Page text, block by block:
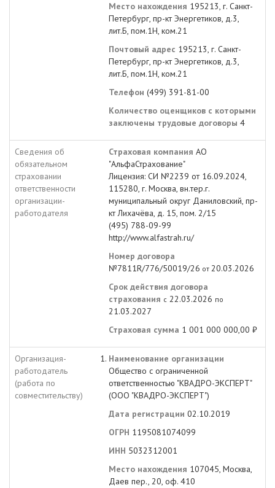
Место нахождения 195213, г. Санкт-
Петербург, пр-кт Энергетиков, д.3,
лит.Б, пом.1Н, ком.21
Почтовый адрес 195213, г. Санкт-
Петербург, пр-кт Энергетиков, д.3,
лит.Б, пом.1Н, ком.21
Телефон (499) 391-81-00
Количество оценщиков с которыми
заключены трудовые договоры 4
Сведения об
обязательном
страховании
ответственности
организации-
работодателя
Страховая компания АО
"АльфаСтрахование"
Лицензия: СИ №2239 от 16.09.2024,
115280, г. Москва, вн.тер.г.
муниципальный округ Даниловский, пр-
кт Лихачёва, д. 15, пом. 2/15
(495) 788-09-99
http://www.alfastrah.ru/
Номер договора
№7811R/776/50019/26 от 20.03.2026
Срок действия договора
страхования с 22.03.2026 по
21.03.2027
Страховая сумма 1 001 000 000,00 ₽
Организация-
работодатель
(работа по
совместительству)
Наименование организации
Общество с ограниченной
ответственностью "КВАДРО-ЭКСПЕРТ"
(ООО "КВАДРО-ЭКСПЕРТ")
Дата регистрации 02.10.2019
ОГРН 1195081074099
ИНН 5032312001
Место нахождения 107045, Москва,
Даев пер., 20, оф. 410